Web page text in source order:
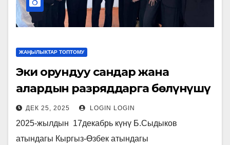
ЖАҢЫЛЫКТАР ТОПТОМУ
Эки орундуу сандар жана
алардын разряддарга бөлүнүшү
ДЕК 25, 2025 LOGIN LOGIN
2025-жылдын 17декабрь күнү Б.Сыдыков
атындагы Кыргыз-Өзбек атындагы